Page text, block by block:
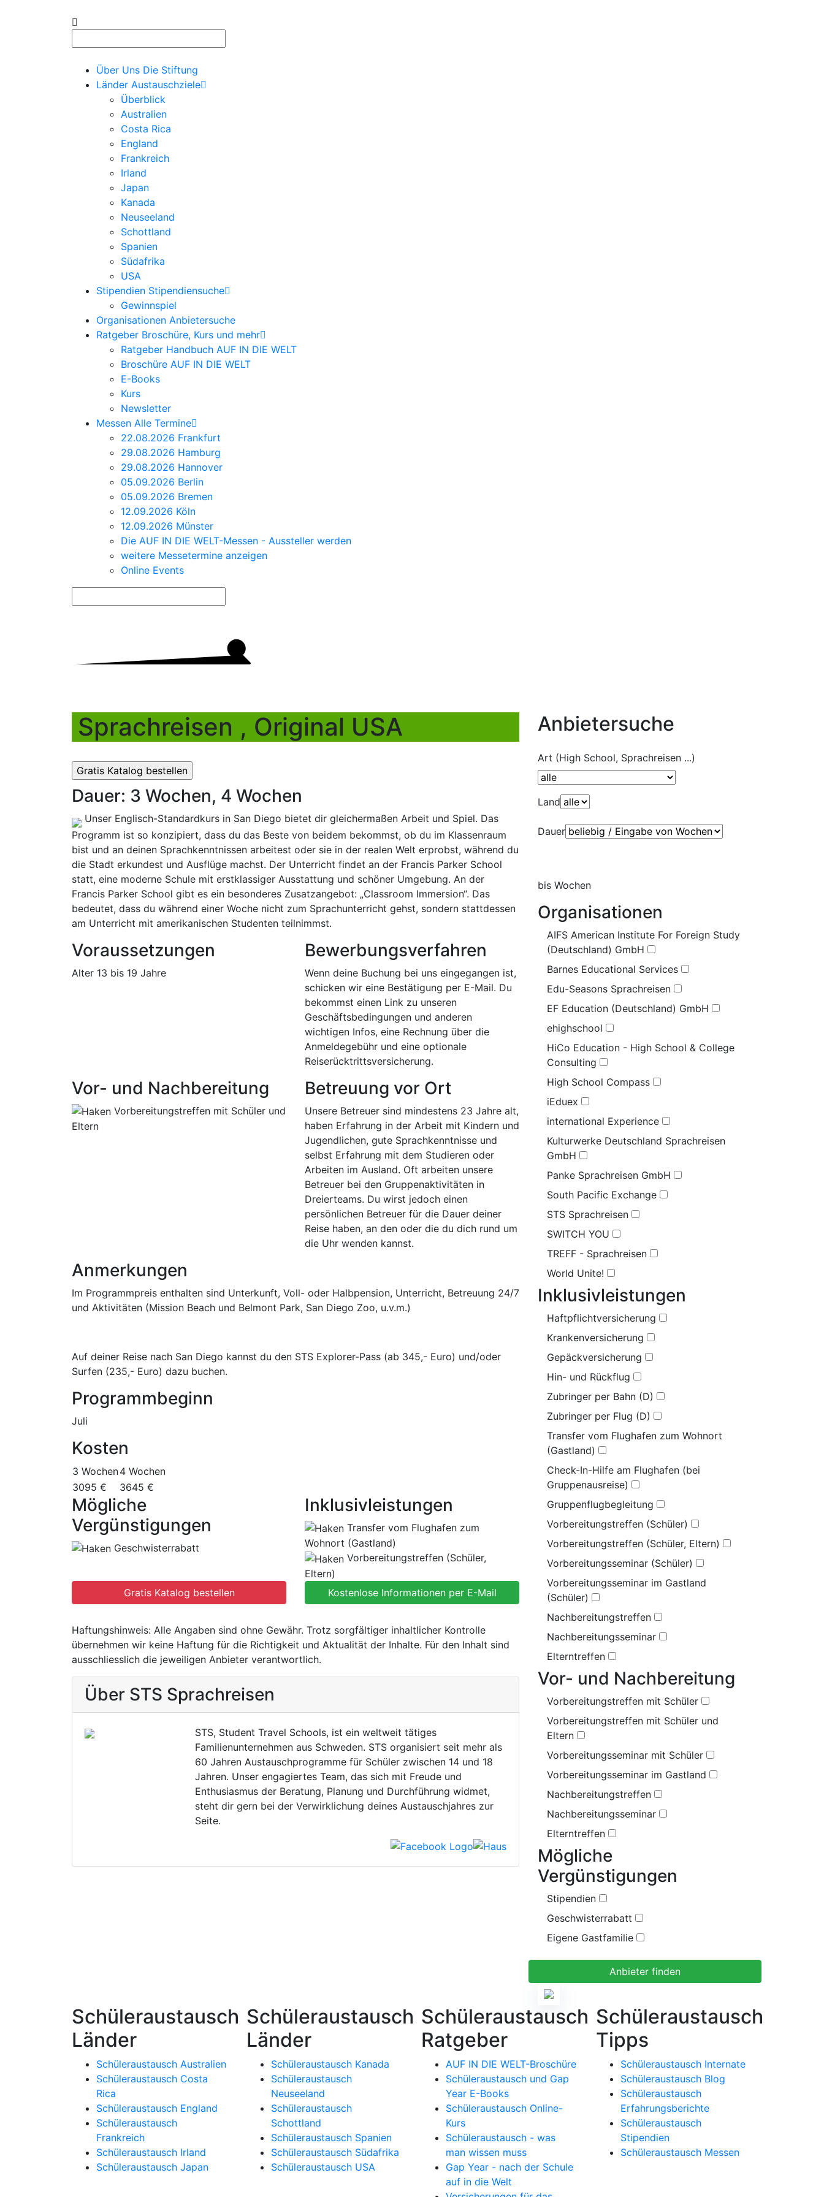
Über Uns Die Stiftung
Länder Austauschziele
Überblick
Australien
Costa Rica
England
Frankreich
Irland
Japan
Kanada
Neuseeland
Schottland
Spanien
Südafrika
USA
Stipendien Stipendiensuche
Gewinnspiel
Organisationen Anbietersuche
Ratgeber Broschüre, Kurs und mehr
Ratgeber Handbuch AUF IN DIE WELT
Broschüre AUF IN DIE WELT
E-Books
Kurs
Newsletter
Messen Alle Termine
22.08.2026 Frankfurt
29.08.2026 Hamburg
29.08.2026 Hannover
05.09.2026 Berlin
05.09.2026 Bremen
12.09.2026 Köln
12.09.2026 Münster
Die AUF IN DIE WELT-Messen - Aussteller werden
weitere Messetermine anzeigen
Online Events
Sprachreisen , Original USA
Dauer: 3 Wochen, 4 Wochen
Unser Englisch-Standardkurs in San Diego bietet dir gleichermaßen Arbeit und Spiel. Das
Programm ist so konzipiert, dass du das Beste von beidem bekommst, ob du im Klassenraum
bist und an deinen Sprachkenntnissen arbeitest oder sie in der realen Welt erprobst, während du
die Stadt erkundest und Ausflüge machst. Der Unterricht findet an der Francis Parker School
statt, eine moderne Schule mit erstklassiger Ausstattung und schöner Umgebung. An der
Francis Parker School gibt es ein besonderes Zusatzangebot: „Classroom Immersion“. Das
bedeutet, dass du während einer Woche nicht zum Sprachunterricht gehst, sondern stattdessen
am Unterricht mit amerikanischen Studenten teilnimmst.
Voraussetzungen
Alter 13 bis 19 Jahre
Bewerbungsverfahren
Wenn deine Buchung bei uns eingegangen ist,
schicken wir eine Bestätigung per E-Mail. Du
bekommst einen Link zu unseren
Geschäftsbedingungen und anderen
wichtigen Infos, eine Rechnung über die
Anmeldegebühr und eine optionale
Reiserücktrittsversicherung.
Vor- und Nachbereitung
Vorbereitungstreffen mit Schüler und
Eltern
Betreuung vor Ort
Unsere Betreuer sind mindestens 23 Jahre alt,
haben Erfahrung in der Arbeit mit Kindern und
Jugendlichen, gute Sprachkenntnisse und
selbst Erfahrung mit dem Studieren oder
Arbeiten im Ausland. Oft arbeiten unsere
Betreuer bei den Gruppenaktivitäten in
Dreierteams. Du wirst jedoch einen
persönlichen Betreuer für die Dauer deiner
Reise haben, an den oder die du dich rund um
die Uhr wenden kannst.
Anmerkungen
Im Programmpreis enthalten sind Unterkunft, Voll- oder Halbpension, Unterricht, Betreuung 24/7
und Aktivitäten (Mission Beach und Belmont Park, San Diego Zoo, u.v.m.)
Auf deiner Reise nach San Diego kannst du den STS Explorer-Pass (ab 345,- Euro) und/oder
Surfen (235,- Euro) dazu buchen.
Programmbeginn
Juli
Kosten
3 Wochen4 Wochen
3095 €
3645 €
Mögliche
Vergünstigungen
Geschwisterrabatt
Inklusivleistungen
Transfer vom Flughafen zum
Wohnort (Gastland)
Vorbereitungstreffen (Schüler,
Eltern)
Haftungshinweis: Alle Angaben sind ohne Gewähr. Trotz sorgfältiger inhaltlicher Kontrolle
übernehmen wir keine Haftung für die Richtigkeit und Aktualität der Inhalte. Für den Inhalt sind
ausschliesslich die jeweiligen Anbieter verantwortlich.
Über STS Sprachreisen
STS, Student Travel Schools, ist ein weltweit tätiges
Familienunternehmen aus Schweden. STS organisiert seit mehr als
60 Jahren Austauschprogramme für Schüler zwischen 14 und 18
Jahren. Unser engagiertes Team, das sich mit Freude und
Enthusiasmus der Beratung, Planung und Durchführung widmet,
steht dir gern bei der Verwirklichung deines Austauschjahres zur
Seite.
Anbietersuche
Art (High School, Sprachreisen ...)
Land
Dauer
bis Wochen
Organisationen
AIFS American Institute For Foreign Study
(Deutschland) GmbH
Barnes Educational Services
Edu-Seasons Sprachreisen
EF Education (Deutschland) GmbH
ehighschool
HiCo Education - High School & College
Consulting
High School Compass
iEduex
international Experience
Kulturwerke Deutschland Sprachreisen
GmbH
Panke Sprachreisen GmbH
South Pacific Exchange
STS Sprachreisen
SWITCH YOU
TREFF - Sprachreisen
World Unite!
Inklusivleistungen
Haftpflichtversicherung
Krankenversicherung
Gepäckversicherung
Hin- und Rückflug
Zubringer per Bahn (D)
Zubringer per Flug (D)
Transfer vom Flughafen zum Wohnort
(Gastland)
Check-In-Hilfe am Flughafen (bei
Gruppenausreise)
Gruppenflugbegleitung
Vorbereitungstreffen (Schüler)
Vorbereitungstreffen (Schüler, Eltern)
Vorbereitungsseminar (Schüler)
Vorbereitungsseminar im Gastland
(Schüler)
Nachbereitungstreffen
Nachbereitungsseminar
Elterntreffen
Vor- und Nachbereitung
Vorbereitungstreffen mit Schüler
Vorbereitungstreffen mit Schüler und
Eltern
Vorbereitungsseminar mit Schüler
Vorbereitungsseminar im Gastland
Nachbereitungstreffen
Nachbereitungsseminar
Elterntreffen
Mögliche
Vergünstigungen
Stipendien
Geschwisterrabatt
Eigene Gastfamilie
Schüleraustausch
Länder
Schüleraustausch Australien
Schüleraustausch Costa
Rica
Schüleraustausch England
Schüleraustausch
Frankreich
Schüleraustausch Irland
Schüleraustausch Japan
Schüleraustausch
Länder
Schüleraustausch Kanada
Schüleraustausch
Neuseeland
Schüleraustausch
Schottland
Schüleraustausch Spanien
Schüleraustausch Südafrika
Schüleraustausch USA
Schüleraustausch
Ratgeber
AUF IN DIE WELT-Broschüre
Schüleraustausch und Gap
Year E-Books
Schüleraustausch Online-
Kurs
Schüleraustausch - was
man wissen muss
Gap Year - nach der Schule
auf in die Welt
Schüleraustausch
Tipps
Schüleraustausch Internate
Schüleraustausch Blog
Schüleraustausch
Erfahrungsberichte
Schüleraustausch
Stipendien
Schüleraustausch Messen